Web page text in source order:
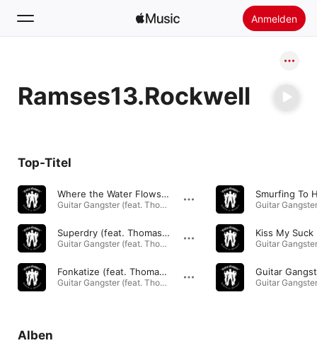
Anmelden
Startseite
Radio
Ramses13.Rockwell
Top-Titel
Where the Water Flows (feat. Thomas Lang & Fabio Trentini)
Guitar Gangster (feat. Thomas Lang, Pete Griffin & Fabio Trentini) · 2020
Superdry (feat. Thomas Lang & Pete Griffin)
Guitar Gangster (feat. Thomas Lang, Pete Griffin & Fabio Trentini) · 2020
Fonkatize (feat. Thomas Lang & Fabio Trentini)
Guitar Gangster (feat. Thomas Lang, Pete Griffin & Fabio Trentini) · 2020
Alben